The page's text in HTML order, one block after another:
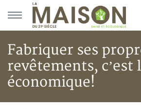
Aller au menu principal
Aller au contenu principal
Fabriquer ses
revêtements, c’est
économique!